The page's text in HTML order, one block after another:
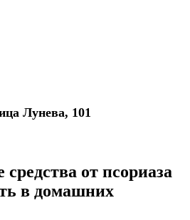
Лунева, 101
от псориаза
в домашних